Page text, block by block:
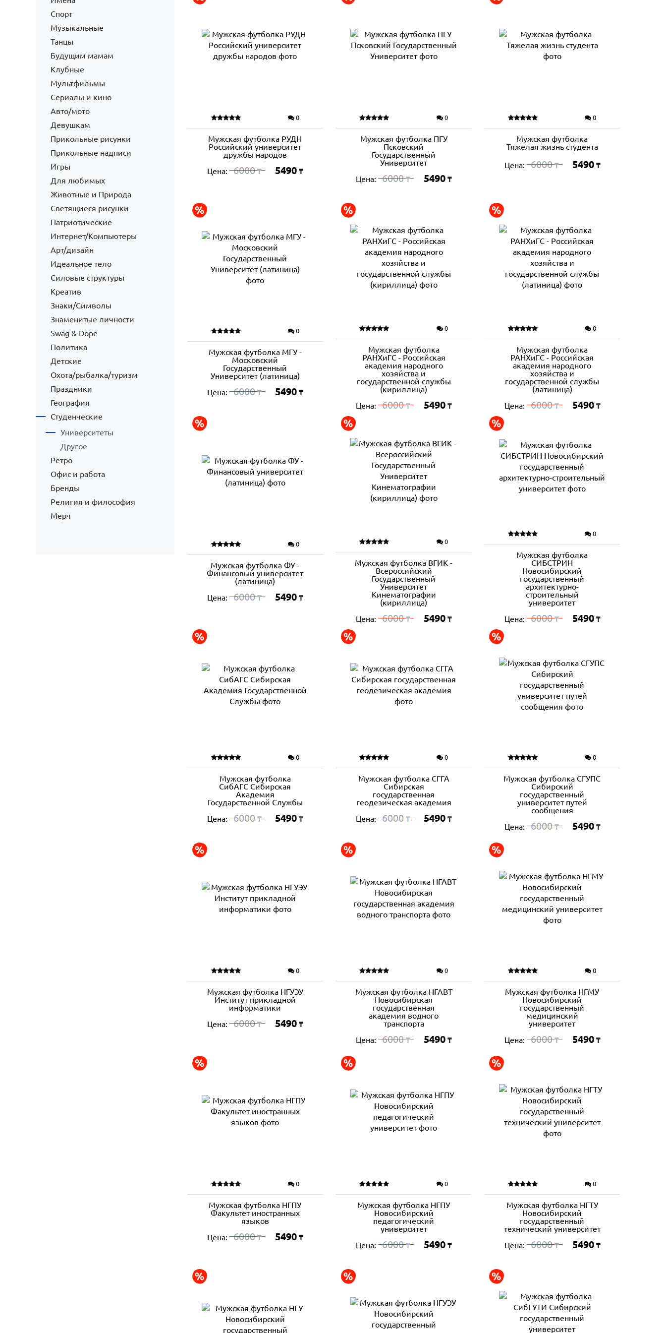
Спорт
Музыкальные
Танцы
Будущим мамам
Клубные
Мультфильмы
Сериалы и кино
Авто/мото
Девушкам
Прикольные рисунки
Прикольные надписи
Игры
Для любимых
Животные и Природа
Светящиеся рисунки
Патриотические
Интернет/Компьютеры
Арт/дизайн
Идеальное тело
Силовые структуры
Креатив
Знаки/Символы
Знаменитые личности
Swag & Dope
Политика
Детские
Охота/рыбалка/туризм
Праздники
География
Студенческие
Университеты
Другое
Ретро
Офис и работа
Бренды
Религия и философия
Мерч
0
Мужская футболка РУДН
Российский университет
дружбы народов
Цена: 6000₸ 5490 ₸
0
Мужская футболка ПГУ
Псковский
Государственный
Университет
Цена: 6000₸ 5490 ₸
0
Мужская футболка
Тяжелая жизнь студента
Цена: 6000₸ 5490 ₸
0
Мужская футболка МГУ -
Московский
Государственный
Университет (латиница)
Цена: 6000₸ 5490 ₸
0
Мужская футболка
РАНХиГС - Российская
академия народного
хозяйства и
государственной службы
(кириллица)
Цена: 6000₸ 5490 ₸
0
Мужская футболка
РАНХиГС - Российская
академия народного
хозяйства и
государственной службы
(латиница)
Цена:
6000₸ 5490 ₸
0
Мужская футболка ФУ -
Финансовый университет
(латиница)
Цена: 6000₸ 5490 ₸
0
Мужская футболка ВГИК -
Всероссийский
Государственный
Университет
Кинематографии
(кириллица)
Цена: 6000₸ 5490 ₸
0
Мужская футболка
СИБСТРИН
Новосибирский
государственный
архитектурно-
строительный
университет
Цена:
6000₸ 5490 ₸
0
Мужская футболка
СибАГС Сибирская
Академия
Государственной Службы
Цена: 6000₸ 5490 ₸
0
Мужская футболка СГГА
Сибирская
государственная
геодезическая академия
Цена: 6000₸ 5490 ₸
0
Мужская футболка СГУПС
Сибирский
государственный
университет путей
сообщения
Цена:
6000₸ 5490 ₸
0
Мужская футболка НГУЭУ
Институт прикладной
информатики
Цена: 6000₸ 5490 ₸
0
Мужская футболка НГАВТ
Новосибирская
государственная
академия водного
транспорта
Цена: 6000₸ 5490 ₸
0
Мужская футболка НГМУ
Новосибирский
государственный
медицинский
университет
Цена:
6000₸ 5490 ₸
0
Мужская футболка НГПУ
Факультет иностранных
языков
Цена: 6000₸ 5490 ₸
0
Мужская футболка НГПУ
Новосибирский
педагогический
университет
Цена: 6000₸ 5490 ₸
0
Мужская футболка НГТУ
Новосибирский
государственный
технический университет
Цена:
6000₸ 5490 ₸